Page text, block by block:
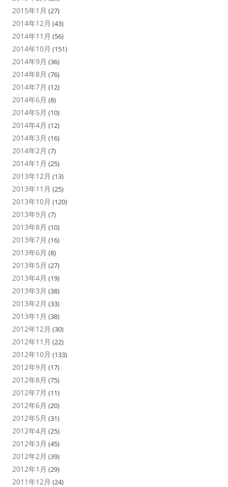
2015年1月 (27)
2014年12月 (43)
2014年11月 (56)
2014年10月 (151)
2014年9月 (36)
2014年8月 (76)
2014年7月 (12)
2014年6月 (8)
2014年5月 (10)
2014年4月 (12)
2014年3月 (16)
2014年2月 (7)
2014年1月 (25)
2013年12月 (13)
2013年11月 (25)
2013年10月 (120)
2013年9月 (7)
2013年8月 (10)
2013年7月 (16)
2013年6月 (8)
2013年5月 (27)
2013年4月 (19)
2013年3月 (38)
2013年2月 (33)
2013年1月 (38)
2012年12月 (30)
2012年11月 (22)
2012年10月 (133)
2012年9月 (17)
2012年8月 (75)
2012年7月 (11)
2012年6月 (20)
2012年5月 (31)
2012年4月 (25)
2012年3月 (45)
2012年2月 (39)
2012年1月 (29)
2011年12月 (24)